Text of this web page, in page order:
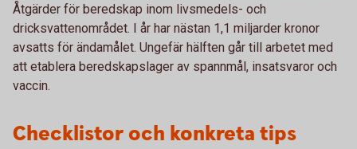
Åtgärder för beredskap inom livsmedels- och
dricksvattenområdet. I år har nästan 1,1 miljarder kronor
avsatts för ändamålet. Ungefär hälften går till arbetet med
att etablera beredskapslager av spannmål, insatsvaror och
vaccin.
Checklistor och konkreta tips